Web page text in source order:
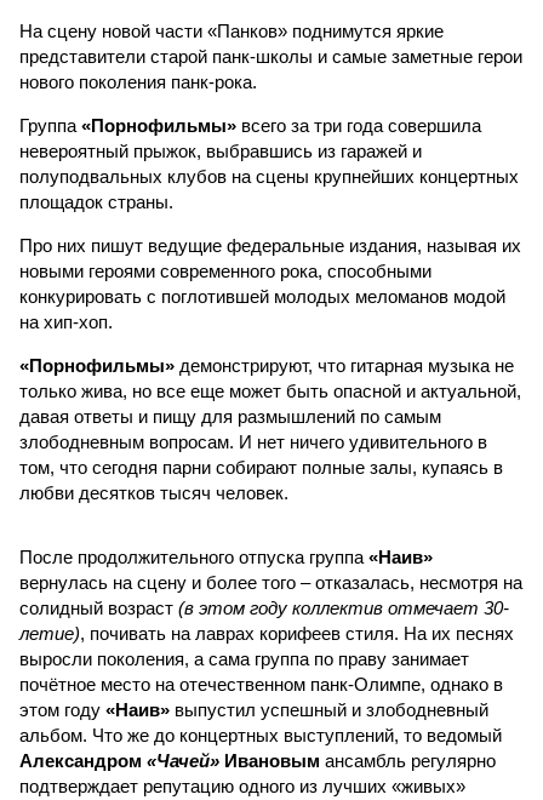
На сцену новой части «Панков» поднимутся яркие
представители старой панк-школы и самые заметные герои
нового поколения панк-рока.
Группа «Порнофильмы» всего за три года совершила
невероятный прыжок, выбравшись из гаражей и
полуподвальных клубов на сцены крупнейших концертных
площадок страны.
Про них пишут ведущие федеральные издания, называя их
новыми героями современного рока, способными
конкурировать с поглотившей молодых меломанов модой
на хип-хоп.
«Порнофильмы» демонстрируют, что гитарная музыка не
только жива, но все еще может быть опасной и актуальной,
давая ответы и пищу для размышлений по самым
злободневным вопросам. И нет ничего удивительного в
том, что сегодня парни собирают полные залы, купаясь в
любви десятков тысяч человек.
После продолжительного отпуска группа «Наив»
вернулась на сцену и более того – отказалась, несмотря на
солидный возраст (в этом году коллектив отмечает 30-
летие), почивать на лаврах корифеев стиля. На их песнях
выросли поколения, а сама группа по праву занимает
почётное место на отечественном панк-Олимпе, однако в
этом году «Наив» выпустил успешный и злободневный
альбом. Что же до концертных выступлений, то ведомый
Александром «Чачей» Ивановым ансамбль регулярно
подтверждает репутацию одного из лучших «живых»